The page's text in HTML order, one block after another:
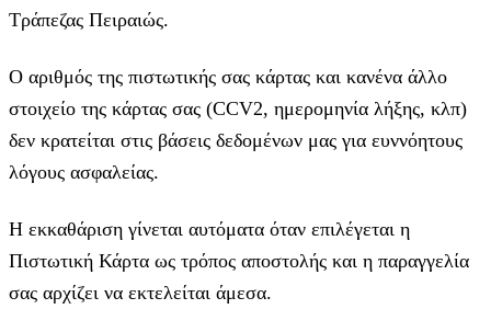
Τράπεζας Πειραιώς.
Ο αριθμός της πιστωτικής σας κάρτας και κανένα άλλο
στοιχείο της κάρτας σας (CCV2, ημερομηνία λήξης, κλπ)
δεν κρατείται στις βάσεις δεδομένων μας για ευννόητους
λόγους ασφαλείας.
Η εκκαθάριση γίνεται αυτόματα όταν επιλέγεται η
Πιστωτική Κάρτα ως τρόπος αποστολής και η παραγγελία
σας αρχίζει να εκτελείται άμεσα.